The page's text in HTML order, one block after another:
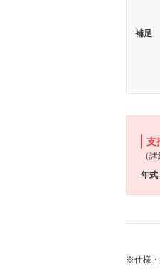
補足
支
（
年式
※仕様・